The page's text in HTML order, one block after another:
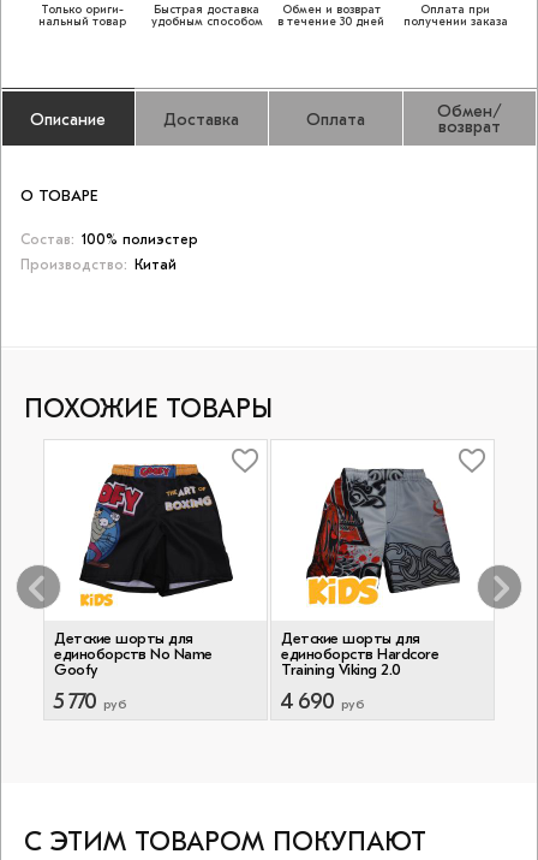
Только ориги­
нальный товар
Быстрая доставка
удобным способом
Обмен и возврат
в течение 30 дней
Оплата при
получении заказа
Описание Доставка Оплата Обмен/
возврат
О ТОВАРЕ
Состав: 100% полиэстер
Производство:
Китай
ПОХОЖИЕ ТОВАРЫ
Детские шорты для
единоборств No Name
Goofy
5 770 руб
Детские шорты для
единоборств Hardcore
Training Viking 2.0
4 690 руб
С ЭТИМ ТОВАРОМ ПОКУПАЮТ